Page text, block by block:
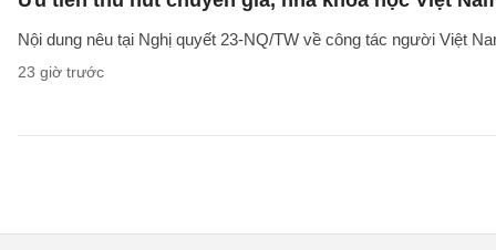
Nội dung nêu tại Nghị quyết 23-NQ/TW về công tác người Việt
23 giờ trước